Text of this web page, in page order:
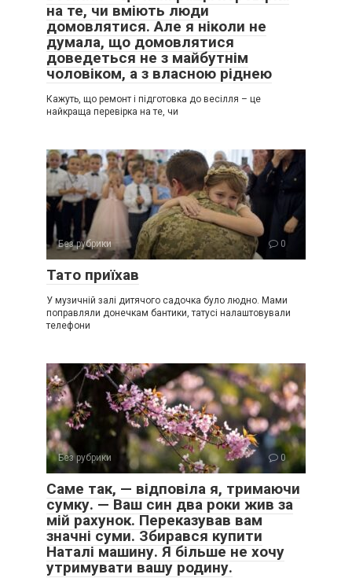
на те, чи вміють люди
домовлятися. Але я ніколи не
думала, що домовлятися
доведеться не з майбутнім
чоловіком, а з власною ріднею
Кажуть, що ремонт і підготовка до весілля – це
найкраща перевірка на те, чи
Без рубрики 0
Тато приїхав
У музичній залі дитячого садочка було людно. Мами
поправляли донечкам бантики, татусі налаштовували
телефони
Без рубрики 0
Саме так, — відповіла я, тримаючи
сумку. — Ваш син два роки жив за
мій рахунок. Переказував вам
значні суми. Збирався купити
Наталі машину. Я більше не хочу
утримувати вашу родину.